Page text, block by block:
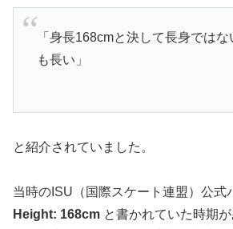
「身長168cmと決して長身では
も長い」
と紹介されていました。
当時のISU（国際スケート連盟）公式
Height: 168cm と書かれていた時期が